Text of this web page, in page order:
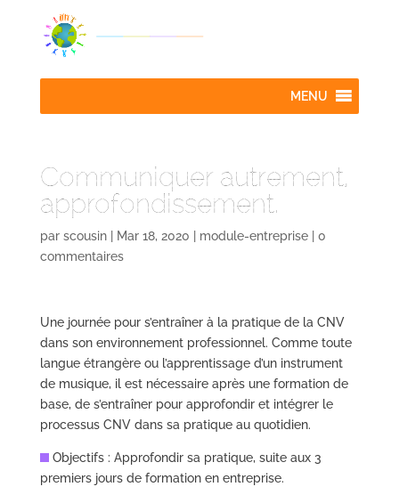
MENU
Communiquer autrement,
approfondissement.
par scousin| Mar 18, 2020 module-entreprise| 0
commentaires
Une journée pour s’entraîner à la pratique de la CNV
dans son environnement professionnel. Comme toute
langue étrangère ou l’apprentissage d’un instrument
de musique, il est nécessaire après une formation de
base, de s’entraîner pour approfondir et intégrer le
processus CNV dans sa pratique au quotidien.
Objectifs : Approfondir sa pratique, suite aux 3
premiers jours de formation en entreprise.